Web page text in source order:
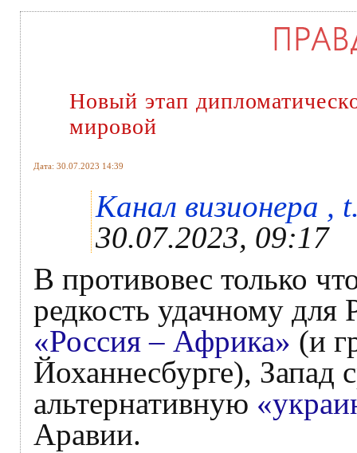
Новый этап
мировой
Дата: 30.07.2023 14:39
Канал визионера ,
30.07.2023, 09:17
В противовес только
редкость удачному для
«Россия – Африка» (и
Йоханнесбурге), Запад
альтернативную
Аравии.